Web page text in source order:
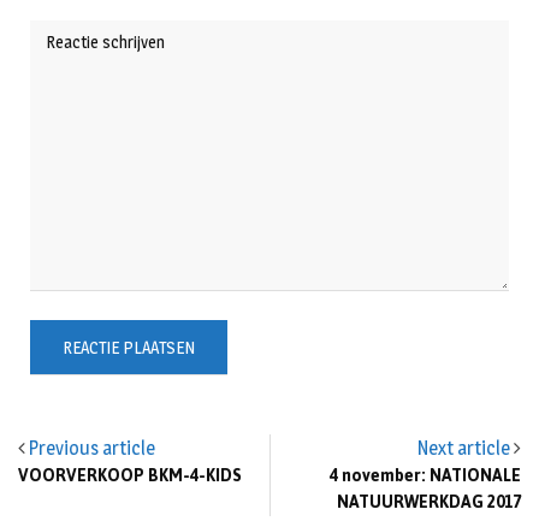
Previous article
VOORVERKOOP BKM-4-KIDS
Next article
4 november: NATIONALE
NATUURWERKDAG 2017